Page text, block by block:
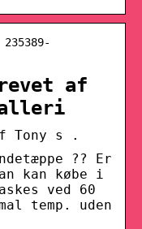
af
Tony s .
?? Er
kan købe i
ved 60
temp. uden